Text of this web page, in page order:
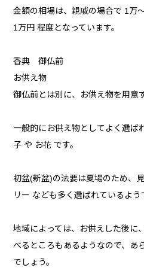
金額の相場は、親戚の場合で 1万
1万円 程度となっています。
香典 御仏前
お供え物
御仏前とは別に、お供え物を用意
一般的にお供え物としてよく選ば
子 や お花 です。
初盆(新盆)の法要は夏場のため、
リー なども多く選ばれているよう
地域によっては、お供えした後に
べるところもあるようなので、あ
でしょう。